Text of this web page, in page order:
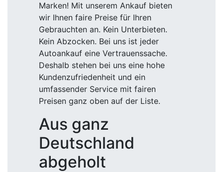
Marken! Mit unserem Ankauf bieten
wir Ihnen faire Preise für Ihren
Gebrauchten an. Kein Unterbieten.
Kein Abzocken. Bei uns ist jeder
Autoankauf eine Vertrauenssache.
Deshalb stehen bei uns eine hohe
Kundenzufriedenheit und ein
umfassender Service mit fairen
Preisen ganz oben auf der Liste.
Aus ganz
Deutschland
abgeholt